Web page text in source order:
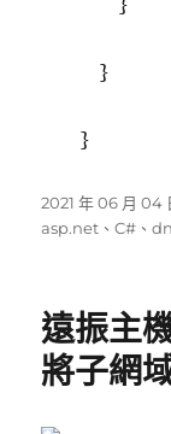
}
}
}
發
佈
2021 年 06 月 04
asp.net 、C# 、
遠振主
將子網